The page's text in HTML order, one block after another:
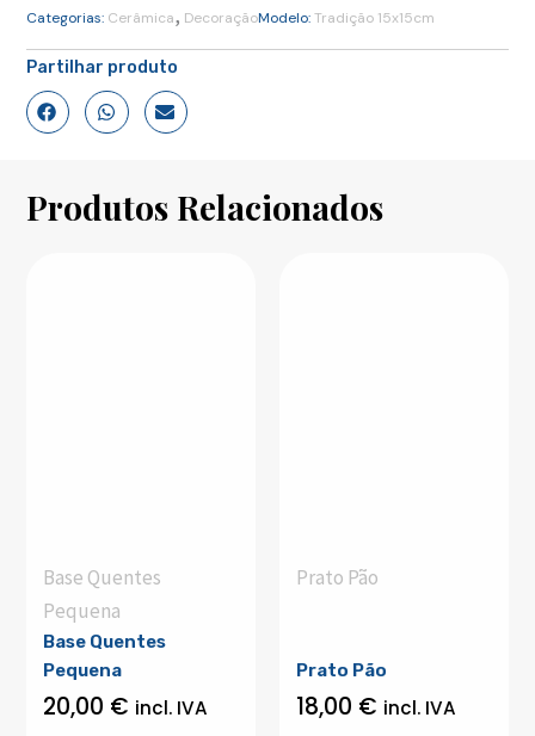
Categorias: Cerâmica, DecoraçãoModelo:Tradição 15x15cm
Partilhar produto
Produtos Relacionados
Base Quentes
Pequena
Base Quentes
Pequena
20,00 € incl. IVA
Prato Pão
Prato Pão
18,00 € incl. IVA